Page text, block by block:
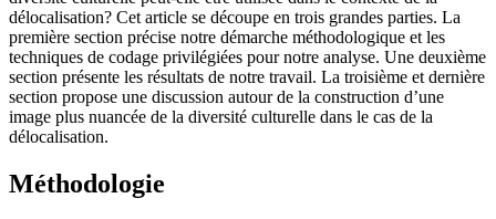
délocalisation? Cet article se découpe en trois grandes parties. La
première section précise notre démarche méthodologique et les
techniques de codage privilégiées pour notre analyse. Une deuxième
section présente les résultats de notre travail. La troisième et dernière
section propose une discussion autour de la construction d’une
image plus nuancée de la diversité culturelle dans le cas de la
délocalisation.
Méthodologie